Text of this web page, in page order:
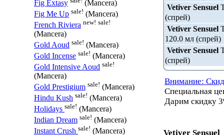
Fig Extasy
(Mancera)
Fig Me Up sale! (Mancera)
French Riviera new! sale!
(Mancera)
Gold Aoud sale! (Mancera)
Gold Incense sale! (Mancera)
Gold Intensive Aoud sale!
(Mancera)
Gold Prestigium sale! (Mancera)
Hindu Kush sale! (Mancera)
Holidays sale! (Mancera)
Indian Dream sale! (Mancera)
Instant Crush sale! (Mancera)
Vetiver Sensuel
(спрей)
Vetiver Sensuel
120.0 мл (спрей)
Vetiver Sensuel
(спрей)
Внимание:
Специальная
Дарим скидку
Vetiver Sensuel